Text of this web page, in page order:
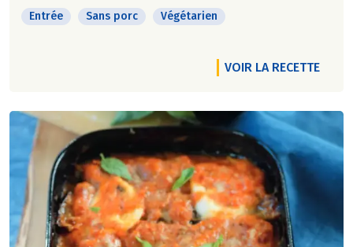
Entrée Sans porc Végétarien
VOIR LA RECETTE